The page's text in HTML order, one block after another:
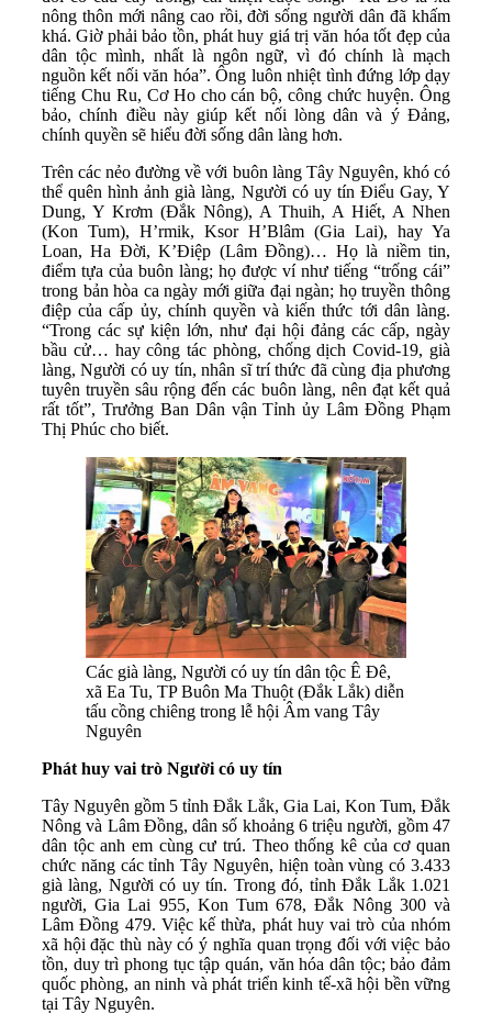
nông thôn mới nâng cao rồi, đời sống người dân đã khấm
khá. Giờ phải bảo tồn, phát huy giá trị văn hóa tốt đẹp của
dân tộc mình, nhất là ngôn ngữ, vì đó chính là mạch
nguồn kết nối văn hóa”. Ông luôn nhiệt tình đứng lớp dạy
tiếng Chu Ru, Cơ Ho cho cán bộ, công chức huyện. Ông
bảo, chính điều này giúp kết nối lòng dân và ý Đảng,
chính quyền sẽ hiểu đời sống dân làng hơn.
Trên các nẻo đường về với buôn làng Tây Nguyên, khó có
thể quên hình ảnh già làng, Người có uy tín Điểu Gay, Y
Dung, Y Krơm (Đắk Nông), A Thuih, A Hiết, A Nhen
(Kon Tum), H’rmik, Ksor H’Blâm (Gia Lai), hay Ya
Loan, Ha Đời, K’Điệp (Lâm Đồng)… Họ là niềm tin,
điểm tựa của buôn làng; họ được ví như tiếng “trống cái”
trong bản hòa ca ngày mới giữa đại ngàn; họ truyền thông
điệp của cấp ủy, chính quyền và kiến thức tới dân làng.
“Trong các sự kiện lớn, như đại hội đảng các cấp, ngày
bầu cử… hay công tác phòng, chống dịch Covid-19, già
làng, Người có uy tín, nhân sĩ trí thức đã cùng địa phương
tuyên truyền sâu rộng đến các buôn làng, nên đạt kết quả
rất tốt”, Trưởng Ban Dân vận Tỉnh ủy Lâm Đồng Phạm
Thị Phúc cho biết.
Các già làng, Người có uy tín dân tộc Ê Đê,
xã Ea Tu, TP Buôn Ma Thuột (Đắk Lắk) diễn
tấu cồng chiêng trong lễ hội Âm vang Tây
Nguyên
Phát huy vai trò Người có uy tín
Tây Nguyên gồm 5 tỉnh Đắk Lắk, Gia Lai, Kon Tum, Đắk
Nông và Lâm Đồng, dân số khoảng 6 triệu người, gồm 47
dân tộc anh em cùng cư trú. Theo thống kê của cơ quan
chức năng các tỉnh Tây Nguyên, hiện toàn vùng có 3.433
già làng, Người có uy tín. Trong đó, tỉnh Đắk Lắk 1.021
người, Gia Lai 955, Kon Tum 678, Đắk Nông 300 và
Lâm Đồng 479. Việc kế thừa, phát huy vai trò của nhóm
xã hội đặc thù này có ý nghĩa quan trọng đối với việc bảo
tồn, duy trì phong tục tập quán, văn hóa dân tộc; bảo đảm
quốc phòng, an ninh và phát triển kinh tế-xã hội bền vững
tại Tây Nguyên.